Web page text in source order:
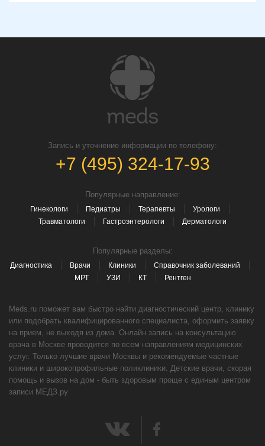
Запись и уточнение информации по телефону:
+7 (495) 324-17-93
Популярные направление:
Гинекологи Педиатры Терапевты
Урологи
Травматологи
Гастроэнтерологи Дерматологи
Популярные разделы:
Диагностика Врачи Клиники
Справочник заболеваний
МРТ
УЗИ КТ Рентген
Meds.ru поможет вам быстро найти диагностический центр, клинику
или подобрать квалифицированного специалиста, оформить заявку
на прием, не выходя из дома. Онлайн запись на консультацию
врача в Москве проводится по всем направлениям медицинских
услуг. Только лучшие врачи Москвы и рекомендуемые частные
клиники и широкопрофильные поликлиники. Детские врачи, скорая
помощь и вызов на дом - быть здоровым проще с единым центром
записи МЕДЗ.ру